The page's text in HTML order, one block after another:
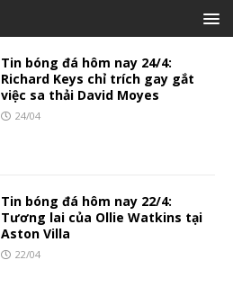
Tin bóng đá hôm nay 24/4:
Richard Keys chỉ trích gay gắt
việc sa thải David Moyes
24/04
Tin bóng đá hôm nay 22/4:
Tương lai của Ollie Watkins tại
Aston Villa
22/04